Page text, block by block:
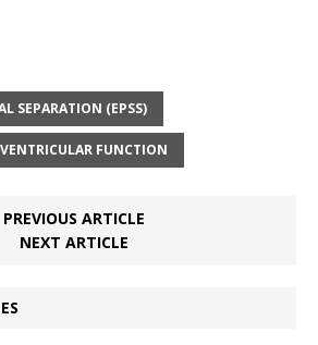
SEPARATION (EPSS)
VENTRICULAR FUNCTION
PREVIOUS ARTICLE
NEXT ARTICLE